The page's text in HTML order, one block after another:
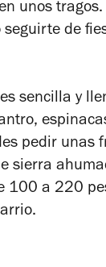
unos
de
sencilla y
pedir unas
sierra
100 a 220